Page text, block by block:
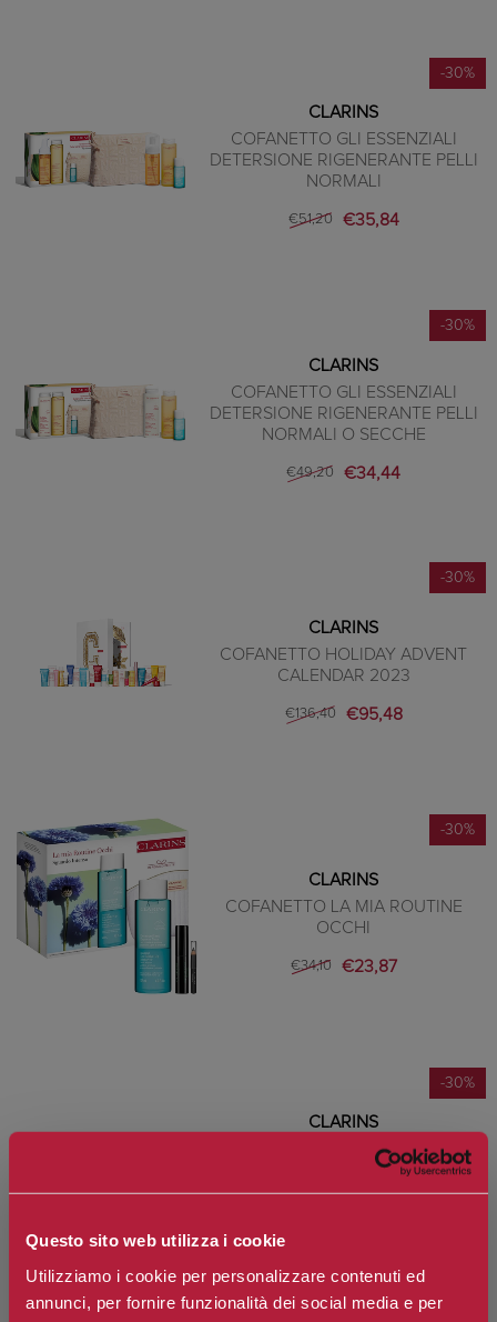
Questo sito web utilizza i cookie
Utilizziamo i cookie per personalizzare contenuti ed
annunci, per fornire funzionalità dei social media e per
-30%
CLARINS
COFANETTO GLI ESSENZIALI
DETERSIONE RIGENERANTE PELLI
NORMALI
€51,20 €35,84
-30%
CLARINS
COFANETTO GLI ESSENZIALI
DETERSIONE RIGENERANTE PELLI
NORMALI O SECCHE
€49,20 €34,44
-30%
CLARINS
COFANETTO HOLIDAY ADVENT
CALENDAR 2023
€136,40 €95,48
-30%
CLARINS
COFANETTO LA MIA ROUTINE
OCCHI
€34,10 €23,87
-30%
CLARINS
COFANETTO MES ESSENTIEL
DÉMAQUILLAGE PELLI NORMALI O
SECCA